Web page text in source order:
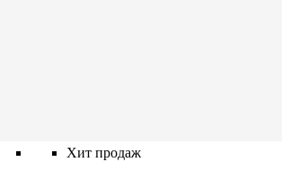
Хит продаж